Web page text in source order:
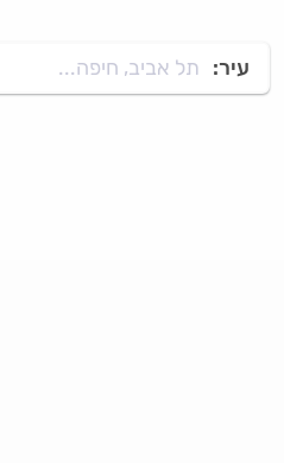
עיר: תל אביב, חיפה...